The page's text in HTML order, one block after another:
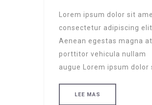
Lorem ipsum dolor sit
consectetur adipiscing elit.
Aenean egestas magna at
porttitor vehicula nullam
augue Lorem ipsum dolor
LEE MAS